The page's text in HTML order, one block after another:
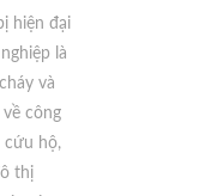
hiện đại
là
và
công
cứu hộ,
thị